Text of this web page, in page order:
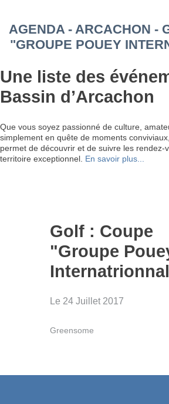
AGENDA - ARCACHON -
"GROUPE POUEY
Une liste des
Bassin d’Arcachon
Que vous soyez passionné de culture,
simplement en quête de moments
permet de découvrir et de suivre les rendez-
territoire exceptionnel. En savoir plus...
Golf : Coupe
"Groupe
Le 24 Juillet 2017
Greensome